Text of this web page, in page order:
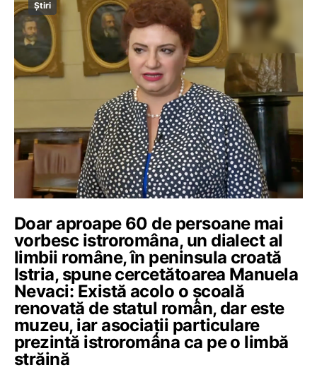
Știri
Doar aproape 60 de persoane mai
vorbesc istroromâna, un dialect al
limbii române, în peninsula croată
Istria, spune cercetătoarea Manuela
Nevaci: Există acolo o școală
renovată de statul român, dar este
muzeu, iar asociații particulare
prezintă istroromâna ca pe o limbă
străină